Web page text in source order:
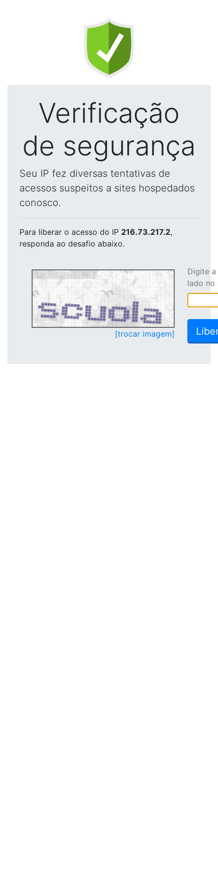
Verificação
de segurança
Seu IP fez diversas tentativas de
acessos suspeitos a sites hospedados
conosco.
Para liberar o acesso do IP 216.73.217.2,
responda ao desafio abaixo.
[trocar imagem]
Digite
lado no